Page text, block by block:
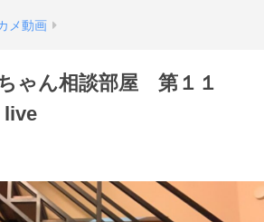
メ動画
ゃん相談部屋 第１１